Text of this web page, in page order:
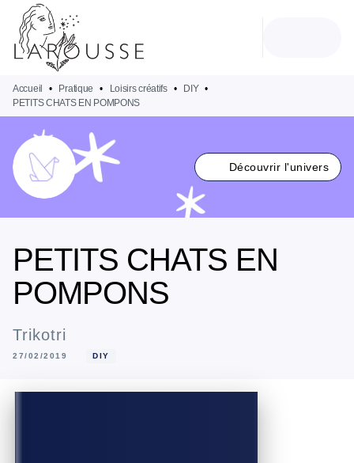
MENU
PIED DE PAGE
Accueil • Pratique • Loisirs créatifs • DIY •
PETITS CHATS EN POMPONS
Découvrir l'univers
PETITS CHATS EN
POMPONS
Trikotri
27/02/2019 DIY